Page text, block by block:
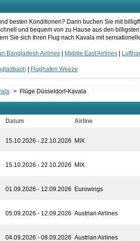
besten Konditionen? Dann buchen Sie mit
und bequem von zu Hause aus den
Sie sich Ihren Flug nach Kavala mit
Bangladesh Airlines| Middle East Airlines|
Flughafen Weeze
> Flüge Düsseldorf-Kavala
Datum Airline
15.10.2026 - 22.10.2026 MIX
15.10.2026 - 22.10.2026 MIX
01.09.2026 - 12.09.2026 Eurowings
05.09.2026 - 12.09.2026 Austrian Airlines
04.09.2026 - 08.09.2026 Austrian Airlines